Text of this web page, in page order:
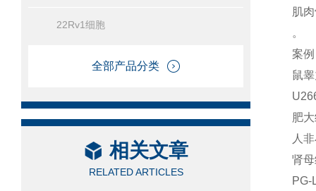
22Rv1细胞
全部产品分类
相关文章
RELATED ARTICLES
肌
。
案
鼠
肥
人
肾